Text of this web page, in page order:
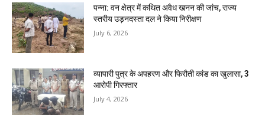
पन्ना: वन क्षेत्र में कथित अवैध खनन की जांच, राज्य
स्तरीय उड़नदस्ता दल ने किया निरीक्षण
July 6, 2026
व्यापारी पुत्र के अपहरण और फिरौती कांड का खुलासा, 3
आरोपी गिरफ्तार
July 4, 2026